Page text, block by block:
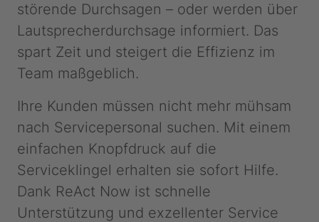
störende Durchsagen – oder werden über
Lautsprecherdurchsage informiert. Das
spart Zeit und steigert die Effizienz im
Team maßgeblich.
Ihre Kunden müssen nicht mehr mühsam
nach Servicepersonal suchen. Mit einem
einfachen Knopfdruck auf die
Serviceklingel erhalten sie sofort Hilfe.
Dank ReAct Now ist schnelle
Unterstützung und exzellenter Service